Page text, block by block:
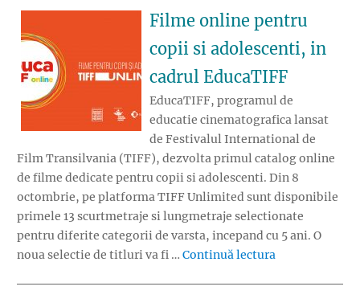
Filme online pentru
copii si adolescenti, in
cadrul EducaTIFF
EducaTIFF, programul de
educatie cinematografica lansat
de Festivalul International de
Film Transilvania (TIFF), dezvolta primul catalog online
de filme dedicate pentru copii si adolescenti. Din 8
octombrie, pe platforma TIFF Unlimited sunt disponibile
primele 13 scurtmetraje si lungmetraje selectionate
pentru diferite categorii de varsta, incepand cu 5 ani. O
noua selectie de titluri va fi … Continuă lectura